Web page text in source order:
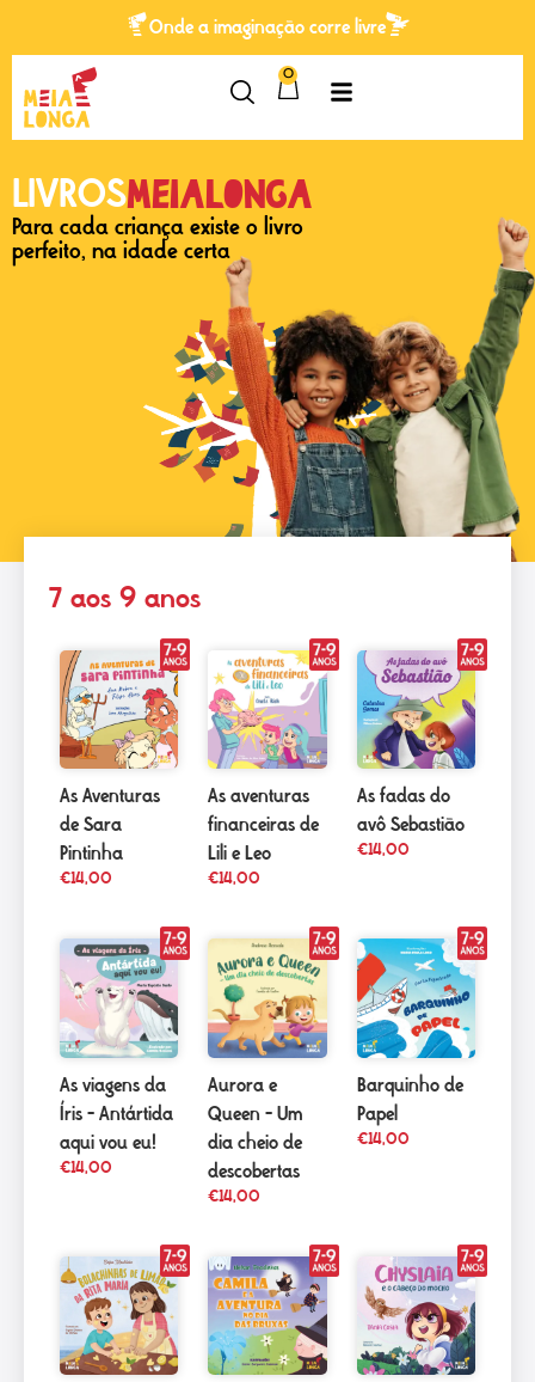
Onde a imaginação corre livre
0
LIVROSMeialonga
Para cada criança existe o livro
perfeito, na idade certa
7 aos 9 anos
As Aventuras
de Sara
Pintinha
€14,00
As aventuras
financeiras de
Lili e Leo
€14,00
As fadas do
avô Sebastião
€14,00
As viagens da
Íris – Antártida
aqui vou eu!
€14,00
Aurora e
Queen – Um
dia cheio de
descobertas
€14,00
Barquinho de
Papel
€14,00